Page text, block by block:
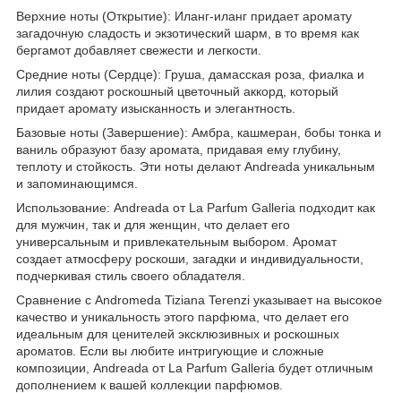
Верхние ноты (Открытие): Иланг-иланг придает аромату
загадочную сладость и экзотический шарм, в то время как
бергамот добавляет свежести и легкости.
Средние ноты (Сердце): Груша, дамасская роза, фиалка и
лилия создают роскошный цветочный аккорд, который
придает аромату изысканность и элегантность.
Базовые ноты (Завершение): Амбра, кашмеран, бобы тонка и
ваниль образуют базу аромата, придавая ему глубину,
теплоту и стойкость. Эти ноты делают Andreada уникальным
и запоминающимся.
Использование: Andreada от La Parfum Galleria подходит как
для мужчин, так и для женщин, что делает его
универсальным и привлекательным выбором. Аромат
создает атмосферу роскоши, загадки и индивидуальности,
подчеркивая стиль своего обладателя.
Сравнение с Andromeda Tiziana Terenzi указывает на высокое
качество и уникальность этого парфюма, что делает его
идеальным для ценителей эксклюзивных и роскошных
ароматов. Если вы любите интригующие и сложные
композиции, Andreada от La Parfum Galleria будет отличным
дополнением к вашей коллекции парфюмов.